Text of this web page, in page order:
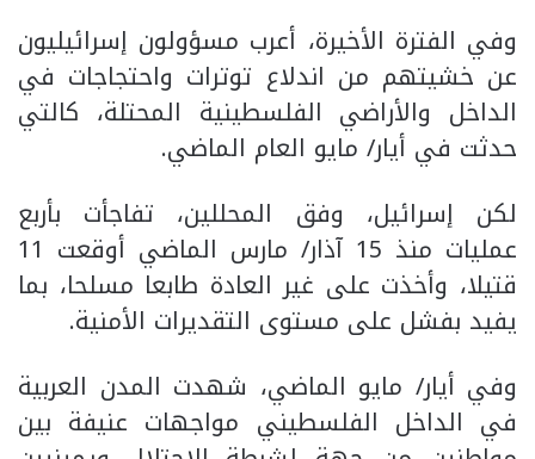
وفي الفترة الأخيرة، أعرب مسؤولون إسرائيليون
عن خشيتهم من اندلاع توترات واحتجاجات في
الداخل والأراضي الفلسطينية المحتلة، كالتي
حدثت في أيار/ مايو العام الماضي.
لكن إسرائيل، وفق المحللين، تفاجأت بأربع
عمليات منذ 15 آذار/ مارس الماضي أوقعت 11
قتيلا، وأخذت على غير العادة طابعا مسلحا، بما
يفيد بفشل على مستوى التقديرات الأمنية.
وفي أيار/ مايو الماضي، شهدت المدن العربية
في الداخل الفلسطيني مواجهات عنيفة بين